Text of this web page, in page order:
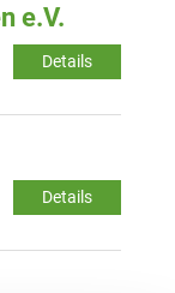
e.V.
Details
Details